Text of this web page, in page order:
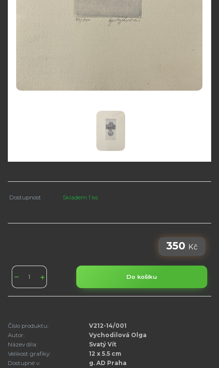
Dostupnost Skladem 1 ks
350 Kč
Do košíku
Číslo produktu:
V212-14/001
Autor:
Vychodilová Olga
Název díla:
Svatý Vít
Velikost grafiky:
12 x 5.5 cm
Dostupné v:
g. AD Praha